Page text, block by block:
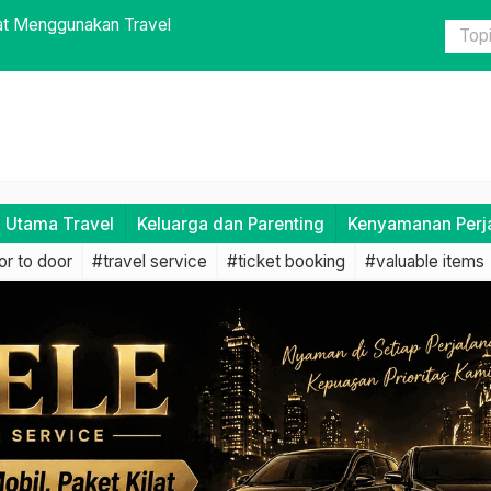
Jadwal dan Rute Alternatif Bahaya
Utama Travel Keluarga dan Parenting Kenyamanan
to door #travel service #ticket booking #valuable items